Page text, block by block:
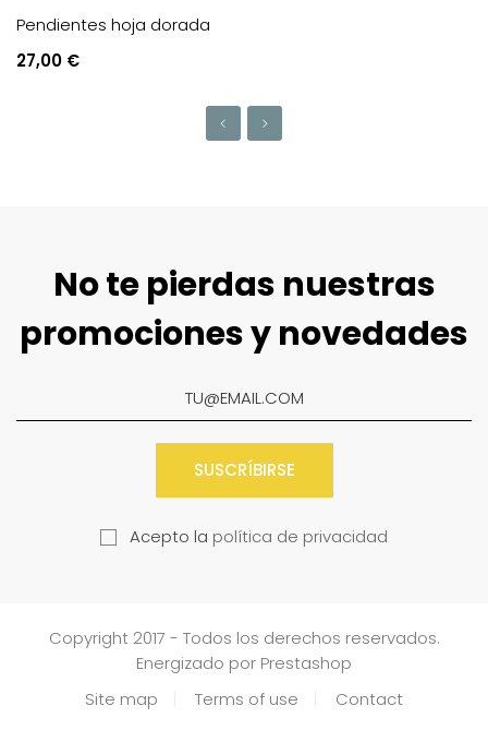
Pendientes hoja dorada
Price
27,00 €
No te pierdas nuestras
promociones y novedades
SUSCRÍBIRSE
Acepto la política de privacidad
Copyright 2017 - Todos los derechos reservados.
Energizado por Prestashop
Site map
Terms of use Contact